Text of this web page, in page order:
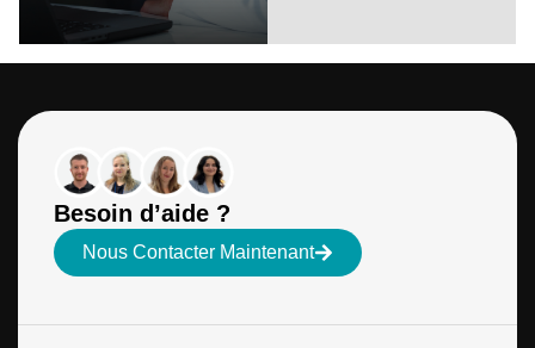
Besoin d’aide ?
Nous Contacter Maintenant